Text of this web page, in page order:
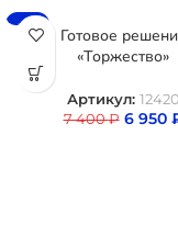
-6%
Готовое
«Торжество»
Артикул: 12420
7 400₽ 6 950